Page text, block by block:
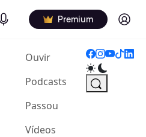
Podcasts Premium Log in
Ouvir(current)
Podcasts
Passou
Vídeos